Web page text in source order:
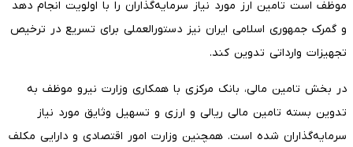
موظف است تامین ارز مورد نیاز سرمایه‌گذاران را با اولویت انجام دهد
و گمرک جمهوری اسلامی ایران نیز دستورالعملی برای تسریع در ترخیص
تجهیزات وارداتی تدوین کند.
در بخش تامین مالی، بانک مرکزی با همکاری وزارت نیرو موظف به
تدوین بسته تامین مالی ریالی و ارزی و تسهیل وثایق مورد نیاز
سرمایه‌گذاران شده است. همچنین وزارت امور اقتصادی و دارایی مکلف